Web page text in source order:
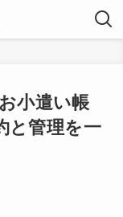
小遣い帳
と管理を一